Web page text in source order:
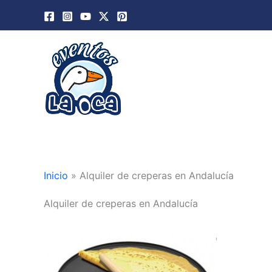
Inicio » Alquiler de creperas en Andalucía
Alquiler de creperas en Andalucía